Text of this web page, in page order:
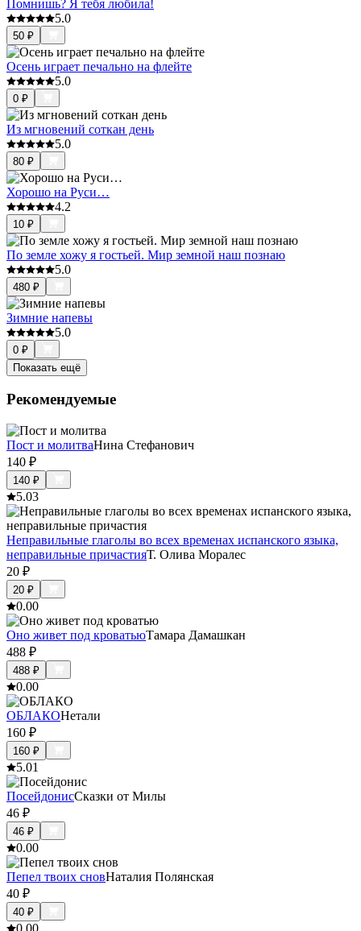
Помнишь? Я тебя любила!
5.0
50 ₽
Осень играет печально на флейте
5.0
0 ₽
Из мгновений соткан день
5.0
80 ₽
Хорошо на Руси…
4.2
10 ₽
По земле хожу я гостьей. Мир земной наш познаю
5.0
480 ₽
Зимние напевы
5.0
0 ₽
Показать ещё
Рекомендуемые
Пост и молитваНина Стефанович
140 ₽
140 ₽
5.03
Неправильные глаголы во всех временах испанского языка,
неправильные причастияТ. Олива Моралес
20 ₽
20 ₽
0.00
Оно живет под кроватьюТамара Дамашкан
488 ₽
488 ₽
0.00
ОБЛАКОНетали
160 ₽
160 ₽
5.01
ПосейдонисСказки от Милы
46 ₽
46 ₽
0.00
Пепел твоих сновНаталия Полянская
40 ₽
40 ₽
0.00